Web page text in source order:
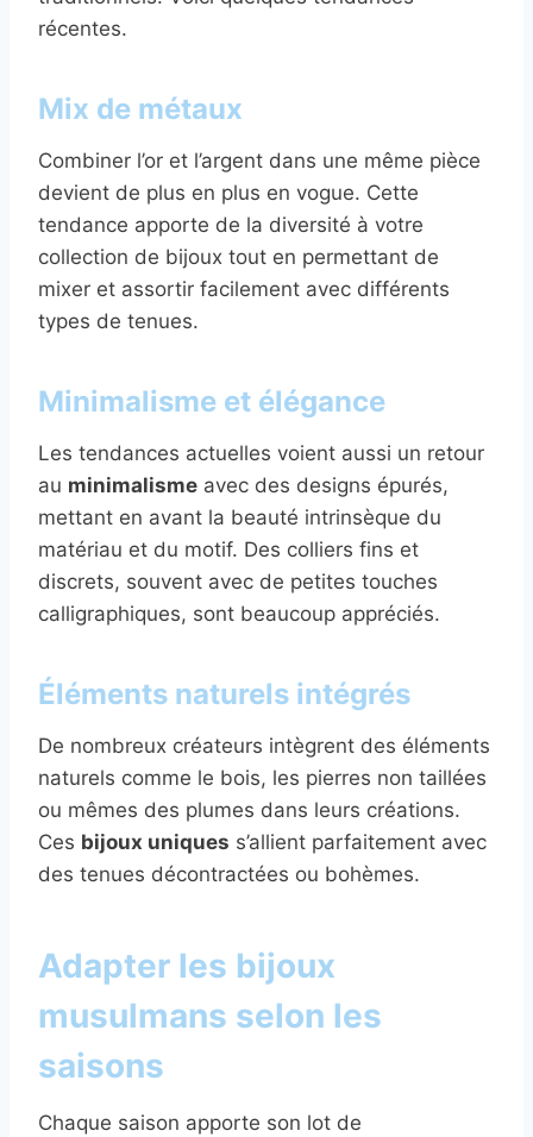
récentes.
Mix de métaux
Combiner l’or et l’argent dans une même pièce
devient de plus en plus en vogue. Cette
tendance apporte de la diversité à votre
collection de bijoux tout en permettant de
mixer et assortir facilement avec différents
types de tenues.
Minimalisme et élégance
Les tendances actuelles voient aussi un retour
au minimalisme avec des designs épurés,
mettant en avant la beauté intrinsèque du
matériau et du motif. Des colliers fins et
discrets, souvent avec de petites touches
calligraphiques, sont beaucoup appréciés.
Éléments naturels intégrés
De nombreux créateurs intègrent des éléments
naturels comme le bois, les pierres non taillées
ou mêmes des plumes dans leurs créations.
Ces bijoux uniques s’allient parfaitement avec
des tenues décontractées ou bohèmes.
Adapter les bijoux
musulmans selon les
saisons
Chaque saison apporte son lot de